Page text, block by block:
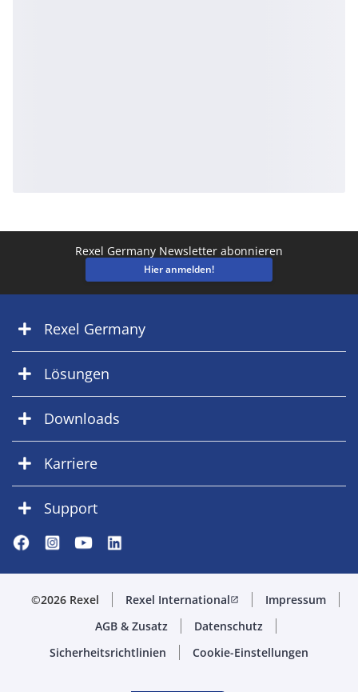
Rexel Germany Newsletter abonnieren
Hier anmelden!
Rexel Germany
Lösungen
Downloads
Karriere
Support
©2026 Rexel Rexel Internationalopen_in_new
Impressum
AGB & Zusatz
Datenschutz
Sicherheitsrichtlinien
Cookie-Einstellungen